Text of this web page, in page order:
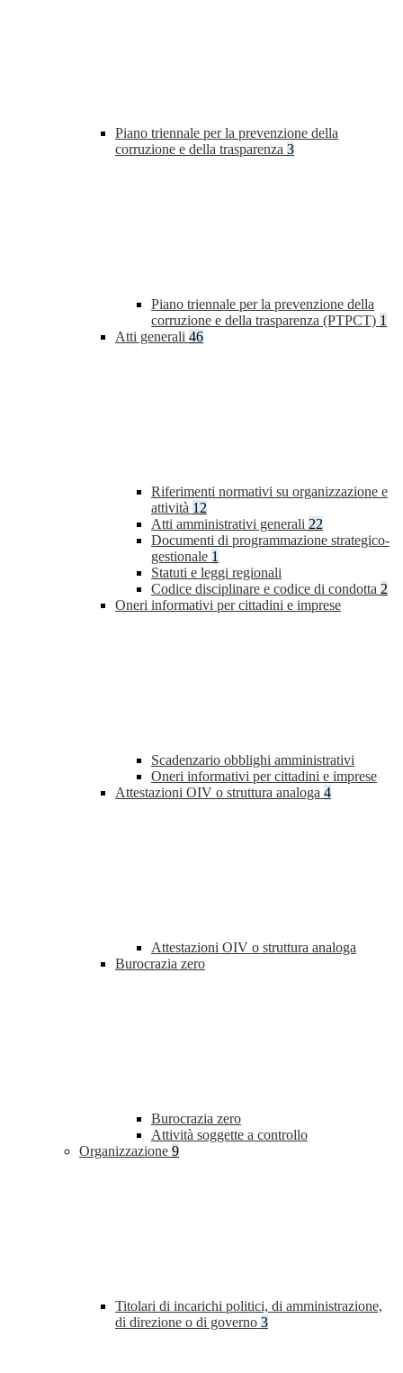
Piano triennale per la prevenzione della
corruzione e della trasparenza 3
Piano triennale per la prevenzione della
corruzione e della trasparenza (PTPCT) 1
Atti generali 46
Riferimenti normativi su organizzazione e
attività 12
Atti amministrativi generali 22
Documenti di programmazione strategico-
gestionale 1
Statuti e leggi regionali
Codice disciplinare e codice di condotta 2
Oneri informativi per cittadini e imprese
Scadenzario obblighi amministrativi
Oneri informativi per cittadini e imprese
Attestazioni OIV o struttura analoga 4
Attestazioni OIV o struttura analoga
Burocrazia zero
Burocrazia zero
Attività soggette a controllo
Organizzazione 9
Titolari di incarichi politici, di amministrazione,
di direzione o di governo 3